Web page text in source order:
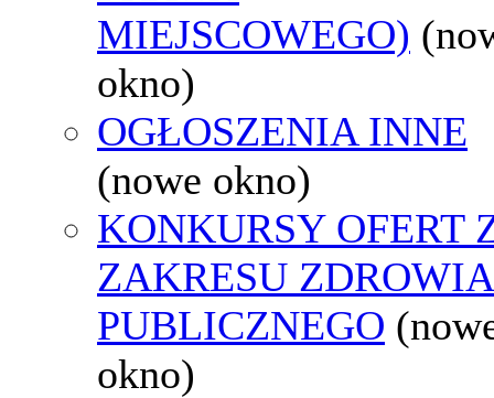
MIEJSCOWEGO)
okno)
OGŁOSZENIA INNE
(nowe okno)
KONKURSY OFERT
ZAKRESU ZDROWIA
PUBLICZNEGO
okno)